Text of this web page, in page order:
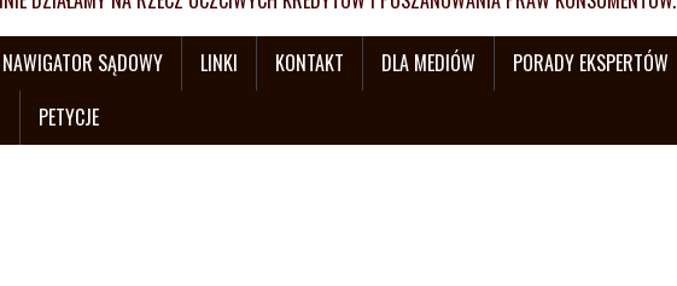
NAWIGATOR SĄDOWY LINKI KONTAKT DLA MEDIÓW PORADY EKSPERTÓW
PETYCJE